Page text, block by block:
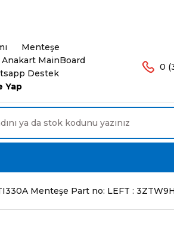
Menteşe
Anakart MainBoard
Destek
Yap
0
Menteşe Part no: LEFT :